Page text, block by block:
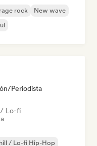
rock
New wave
Periodista
/ Lo-fi
/ Lo-fi Hip-Hop